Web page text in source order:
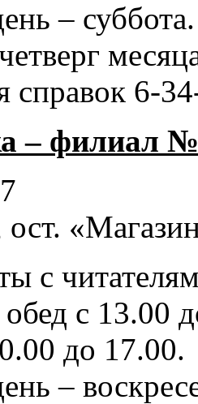
– суббота.
справок 6-
– филиал
ост.
с
с 13.00
до 17.00.
–